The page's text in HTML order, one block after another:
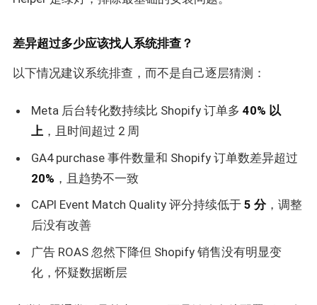
差异超过多少应该找人系统排查？
以下情况建议系统排查，而不是自己逐层猜测：
Meta 后台转化数持续比 Shopify 订单多40% 以
上 ，且时间超过 2 周
GA4 purchase 事件数量和 Shopify 订单数差异超过
20% ，且趋势不一致
CAPI Event Match Quality 评分持续低于5 分 ，调整
后没有改善
广告 ROAS 忽然下降但 Shopify 销售没有明显变
化，怀疑数据断层